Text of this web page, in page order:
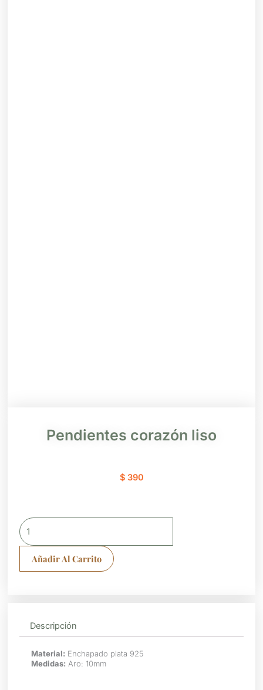
Pendientes corazón liso
$390
Pendientes
corazón
cantidad
Añadir Al Carrito
Descripción
Material: Enchapado plata 925
Medidas: Aro: 10mm